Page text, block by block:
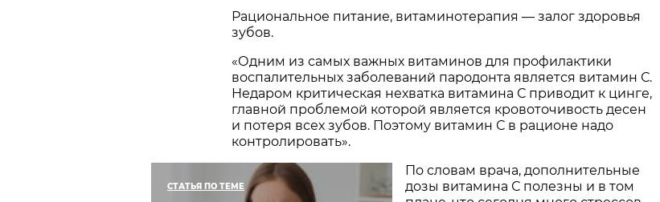
Рациональное питание, витаминотерапия — залог здоровья
зубов.
«Одним из самых важных витаминов для профилактики
воспалительных заболеваний пародонта является витамин С.
Недаром критическая нехватка витамина С приводит к цинге,
главной проблемой которой является кровоточивость десен
и потеря всех зубов. Поэтому витамин С в рационе надо
контролировать».
СТАТЬЯ ПО ТЕМЕ
По словам врача, дополнительные
дозы витамина С полезны и в том